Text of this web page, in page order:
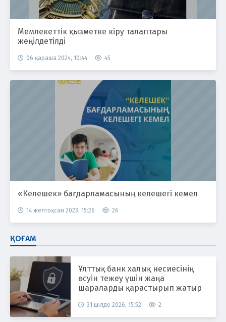
Мемлекеттік қызметке кіру талаптары
жеңілдетілді
06 қараша 2024, 10:44 45
«Келешек» бағдарламасының келешегі кемел
14 желтоқсан 2023, 15:26 26
ҚОҒАМ
Ұлттық банк халық несиесінің
өсуін тежеу үшін жаңа
шараларды қарастырып жатыр
31 шілде 2026, 15:52 2